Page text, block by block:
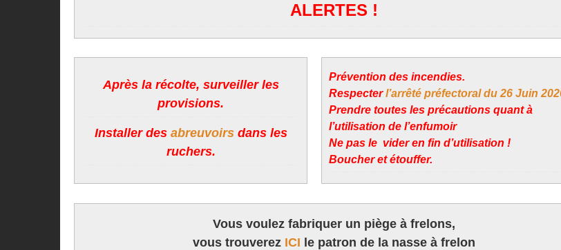
ALERTES !
Après la récolte, surveiller les
provisions.
Installer des abreuvoirsdans les
ruchers.
Prévention des incendies.
Respecterl’arrêté préfectoral du 26 Juin
Prendre toutes les précautions quant à
l’utilisation de l’enfumoir
Ne pas le vider en fin d’utilisation !
Boucher et étouffer.
Vous voulez fabriquer un piège à frelons,
vous trouverez ICI le patron de la nasse à frelon